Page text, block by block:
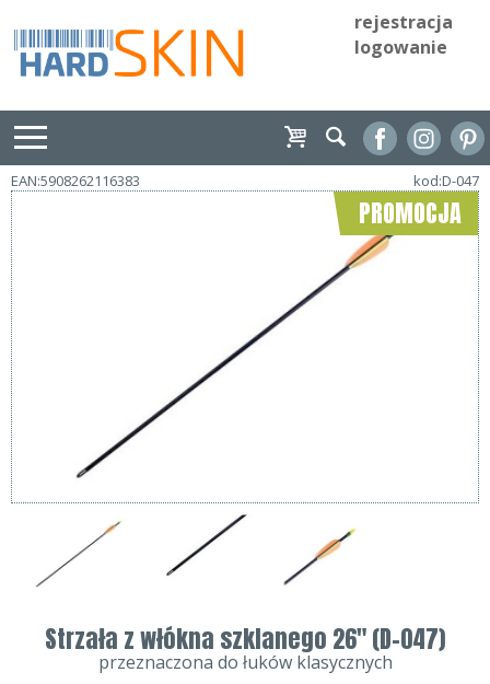
rejestracja
logowanie
EAN:5908262116383 kod:D-047
PROMOCJA
Strzała z włókna szklanego 26" (D-047)
przeznaczona do łuków klasycznych